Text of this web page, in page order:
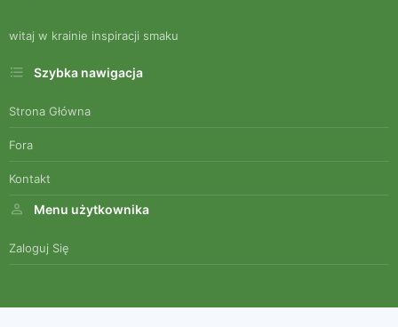
witaj w krainie inspiracji smaku
Szybka nawigacja
Strona Główna
Fora
Kontakt
Menu użytkownika
Zaloguj Się